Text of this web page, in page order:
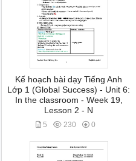
Kế hoạch bài dạy Tiếng Anh
Lớp 1 (Global Success) - Unit 6:
In the classroom - Week 19,
Lesson 2 - N
5 230 0